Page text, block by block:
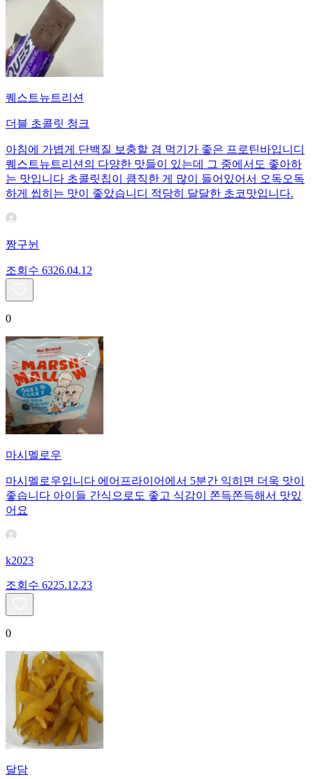
퀘스트뉴트리션
더블 초콜릿 청크
아침에 가볍게 단백질 보충할 겸 먹기가 좋은 프로틴바입니디
퀘스트뉴트리션의 다양한 맛들이 있는데 그 중에서도 좋아하
는 맛입니다 초콜릿칩이 큼직한 게 많이 들어있어서 오독오독
하게 씹히는 맛이 좋았습니디 적당히 달달한 초코맛입니다.
짱구뉜
조회수 6326.04.12
0
마시멜로우
마시멜로우입니다 에어프라이어에서 5분간 익히면 더욱 맛이
좋습니다 아이들 간식으로도 좋고 식감이 쫀득쫀득해서 맛있
어요
k2023
조회수 6225.12.23
0
달담